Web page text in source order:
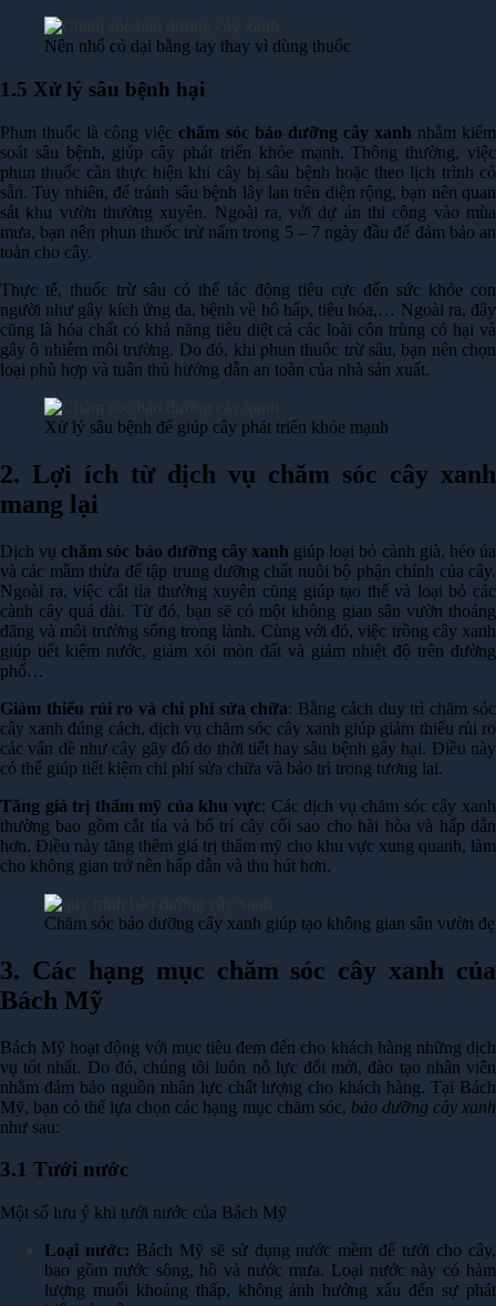
Nên nhổ cỏ dại bằng tay thay vì dùng thuốc
1.5 Xử lý sâu bệnh hại
Phun thuốc là công việcchăm sóc bảo dưỡng cây xanh nhằm kiểm
soát sâu bệnh, giúp cây phát triển khỏe mạnh. Thông thường, việc
phun thuốc cần thực hiện khi cây bị sâu bệnh hoặc theo lịch trình có
sẵn. Tuy nhiên, để tránh sâu bệnh lây lan trên diện rộng, bạn nên quan
sát khu vườn thường xuyên. Ngoài ra, với dự án thi công vào mùa
mưa, bạn nên phun thuốc trừ nấm trong 5 – 7 ngày đầu để đảm bảo an
toàn cho cây.
Thực tế, thuốc trừ sâu có thể tác động tiêu cực đến sức khỏe con
người như gây kích ứng da, bệnh về hô hấp, tiêu hóa,… Ngoài ra, đây
cũng là hóa chất có khả năng tiêu diệt cả các loài côn trùng có hại và
gây ô nhiễm môi trường. Do đó, khi phun thuốc trừ sâu, bạn nên chọn
loại phù hợp và tuân thủ hướng dẫn an toàn của nhà sản xuất.
Xử lý sâu bệnh để giúp cây phát triển khỏe mạnh
2. Lợi ích từ dịch vụ chăm sóc cây xanh
mang lại
Dịch vụchăm sóc bảo dưỡng cây xanh giúp loại bỏ cành già, héo úa
và các mầm thừa để tập trung dưỡng chất nuôi bộ phận chính của cây.
Ngoài ra, việc cắt tỉa thường xuyên cũng giúp tạo thế và loại bỏ các
cành cây quá dài. Từ đó, bạn sẽ có một không gian sân vườn thoáng
đãng và môi trường sống trong lành. Cùng với đó, việc trồng cây xanh
giúp tiết kiệm nước, giảm xói mòn đất và giảm nhiệt độ trên đường
phố…
Giảm thiểu rủi ro và chi phí sửa chữa: Bằng cách duy trì chăm sóc
cây xanh đúng cách, dịch vụ chăm sóc cây xanh giúp giảm thiểu rủi ro
các vấn đề như cây gãy đổ do thời tiết hay sâu bệnh gây hại. Điều này
có thể giúp tiết kiệm chi phí sửa chữa và bảo trì trong tương lai.
Tăng giá trị thẩm mỹ của khu vực: Các dịch vụ chăm sóc cây xanh
thường bao gồm cắt tỉa và bố trí cây cối sao cho hài hòa và hấp dẫn
hơn. Điều này tăng thêm giá trị thẩm mỹ cho khu vực xung quanh, làm
cho không gian trở nên hấp dẫn và thu hút hơn.
Chăm sóc bảo dưỡng cây xanh giúp tạo không gian sân vườn
3. Các hạng mục chăm sóc cây xanh của
Bách Mỹ
Bách Mỹ hoạt động với mục tiêu đem đến cho khách hàng những dịch
vụ tốt nhất. Do đó, chúng tôi luôn nỗ lực đổi mới, đào tạo nhân viên
nhằm đảm bảo nguồn nhân lực chất lượng cho khách hàng. Tại Bách
Mỹ, bạn có thể lựa chọn các hạng mục chăm sóc, bảo dưỡng cây xanh
như sau:
3.1 Tưới nước
Một số lưu ý khi tưới nước của Bách Mỹ
Loại nước: Bách Mỹ sẽ sử dụng nước mềm để tưới cho cây,
bao gồm nước sông, hồ và nước mưa. Loại nước này có hàm
lượng muối khoáng thấp, không ảnh hưởng xấu đến sự phát